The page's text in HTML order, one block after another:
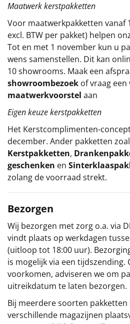
Per stuk
Alle overige
Maatwerk kerstpakketten
Voor maatwerkpakketten vanaf
excl. BTW per pakket) helpen
Tot en met 1 november kun u
wens samenstellen. Dit kan
10 showrooms. Maak een
showroombezoek of vraag
maatwerkvoorstel aan
Eigen keuze kerstpakketten
Het Kerstcomplimenten-
december. Ander pakketten
Kerstpakketten,
geschenken en
zolang de voorraad strekt.
Bezorgen
Wij bezorgen met zorg o.a. via
vindt plaats op werkdagen
(uitloop tot 18:00 uur).
is mogelijk via een tijdszending.
voorkomen, adviseren we om
uitreikdatum te laten bezorgen.
Bij meerdere soorten
verschillende magazijnen